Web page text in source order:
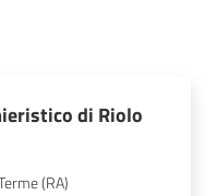
di Riolo
(RA)